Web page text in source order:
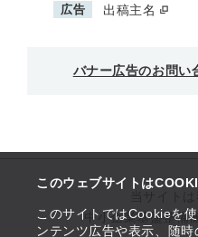
このウェブサイトは
このサイトではCookieを
ンテンツ広告や表示、随
広告 出稿主名
バナー広告のお問い
中小企業基盤整備